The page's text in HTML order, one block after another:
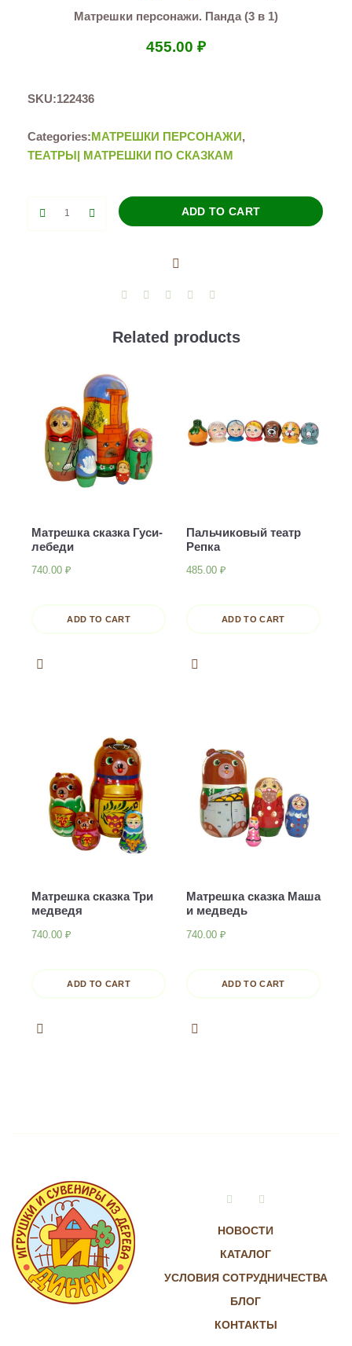
Матрешки персонажи. Панда (3 в 1)
455.00 ₽
SKU:122436
Categories:МАТРЕШКИ ПЕРСОНАЖИ,
ТЕАТРЫ| МАТРЕШКИ ПО СКАЗКАМ
ADD TO CART
Related products
Матрешка сказка Гуси-
лебеди
740.00 ₽
ADD TO CART
Пальчиковый театр
Репка
485.00 ₽
ADD TO CART
Матрешка сказка Три
медведя
740.00 ₽
ADD TO CART
Матрешка сказка Маша
и медведь
740.00 ₽
ADD TO CART
НОВОСТИ
КАТАЛОГ
УСЛОВИЯ СОТРУДНИЧЕСТВА
БЛОГ
КОНТАКТЫ
VkontakteInstagram